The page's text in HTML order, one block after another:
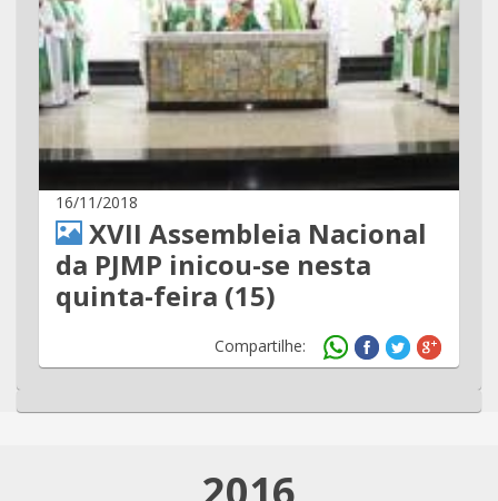
16/11/2018
XVII Assembleia Nacional
da PJMP inicou-se nesta
quinta-feira (15)
Compartilhe: